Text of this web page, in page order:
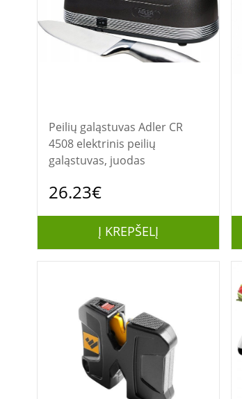
Peilių galąstuvas Adler CR
4508 elektrinis peilių
galąstuvas, juodas
26.23€
Į KREPŠELĮ